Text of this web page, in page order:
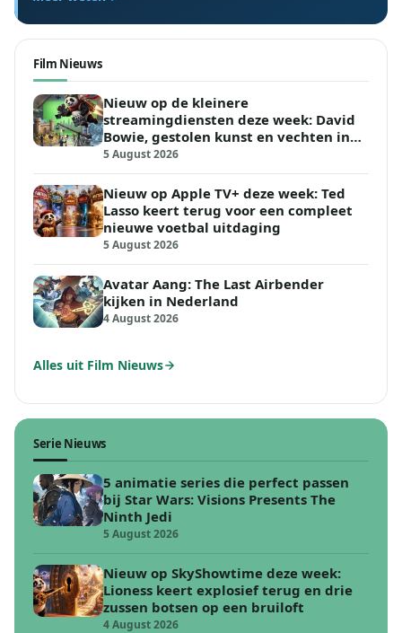
Film Nieuws
Nieuw op de kleinere
streamingdiensten deze week: David
Bowie, gestolen kunst en vechten in
de woestijn
5 August 2026
Nieuw op Apple TV+ deze week: Ted
Lasso keert terug voor een compleet
nieuwe voetbal uitdaging
5 August 2026
Avatar Aang: The Last Airbender
kijken in Nederland
4 August 2026
Alles uit Film Nieuws
Serie Nieuws
5 animatie series die perfect passen
bij Star Wars: Visions Presents The
Ninth Jedi
5 August 2026
Nieuw op SkyShowtime deze week:
Lioness keert explosief terug en drie
zussen botsen op een bruiloft
4 August 2026